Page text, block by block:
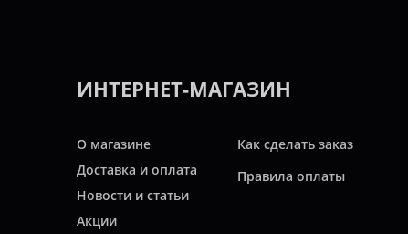
ИНТЕРНЕТ-МАГАЗИН
О магазине
Доставка и оплата
Новости и статьи
Акции
Как сделать заказ
Правила оплаты